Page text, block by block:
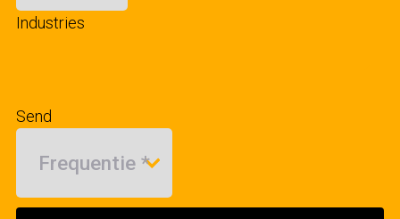
Industries
Send